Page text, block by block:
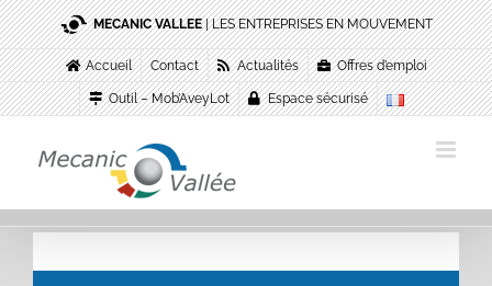
Passer
au
contenu
MECANIC VALLEE| LES ENTREPRISES EN MOUVEMENT
Accueil Contact Actualités Offres d’emploi
Outil – Mob’AveyLot Espace sécurisé